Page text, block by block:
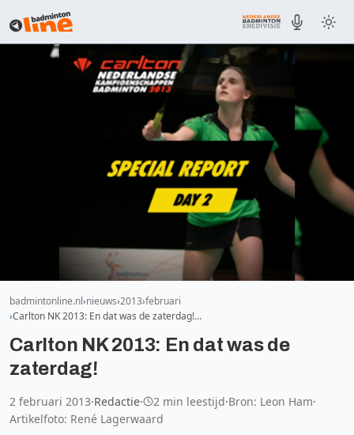
badmintonline.nl nieuws 2013 februari
Carlton NK 2013: En dat was de zaterdag!…
Carlton NK 2013: En dat was de
zaterdag!
2 februari 2013·Redactie· 2 min leestijd·Bron: Leon Ham·
Artikelfoto: René Lagerwaard